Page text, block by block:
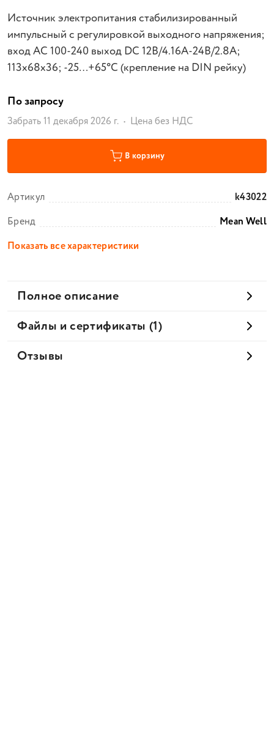
Источник электропитания стабилизированный
импульсный с регулировкой выходного напряжения;
вход АС 100-240 выход DC 12В/4.16А-24В/2.8А;
113х68х36; -25…+65°C (крепление на DIN рейку)
По запросу
Забрать 11 декабря 2026 г. Цена без НДС
В корзину
Артикул
k43022
Бренд
Mean Well
Показать все характеристики
Полное описание
Файлы и сертификаты (1)
Отзывы